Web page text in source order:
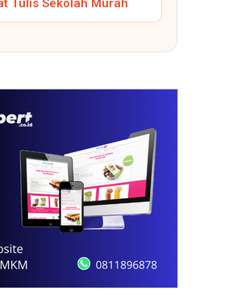
Tulis Sekolah Murah